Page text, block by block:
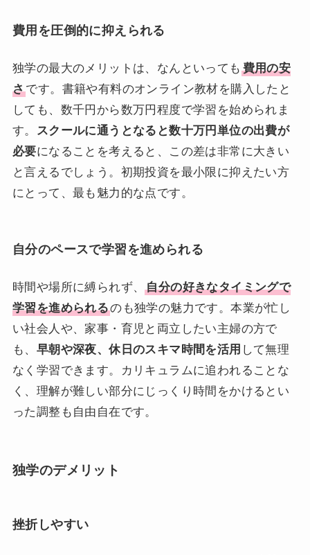
費用を圧倒的に抑えられる
独学の最大のメリットは、なんといっても 費用の安
さです。書籍や有料のオンライン教材を購入したと
しても、数千円から数万円程度で学習を始められま
す。 スクールに通うとなると数十万円単位の出費が
必要になることを考えると、この差は非常に大きい
と言えるでしょう。初期投資を最小限に抑えたい方
にとって、最も魅力的な点です。
自分のペースで学習を進められる
時間や場所に縛られず、自分の好きなタイミングで
学習を進められるのも独学の魅力です。本業が忙し
い社会人や、家事・育児と両立したい主婦の方で
も、 早朝や深夜、休日のスキマ時間を活用 して無理
なく学習できます。カリキュラムに追われることな
く、理解が難しい部分にじっくり時間をかけるとい
った調整も自由自在です。
独学のデメリット
挫折しやすい